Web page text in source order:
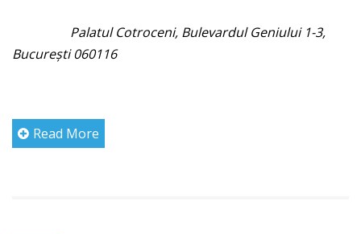
Palatul Cotroceni, Bulevardul Geniului 1-3,
București 060116
Read More